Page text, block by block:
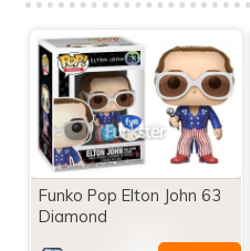
Funko Pop Elton John 63
Diamond